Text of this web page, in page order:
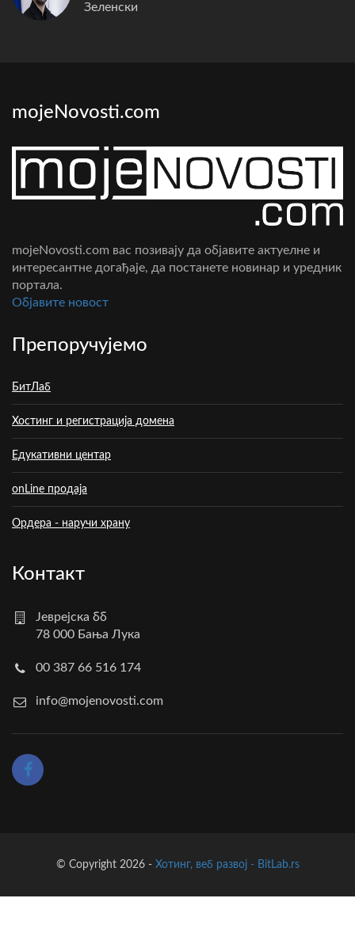
Зеленски
mojeNovosti.com
mojeNovosti.com вас позивају да објавите актуелне и
интересантне догађаје, да постанете новинар и уредник
портала.
Oбјавите новост
Препоручујемо
БитЛаб
Хостинг и регистрација домена
Едукативни центар
onLine продаја
Ордера - наручи храну
Контакт
Јеврејска бб
78 000 Бања Лука
00 387 66 516 174
info@mojenovosti.com
© Copyright 2026 - Хотинг, веб развој - BitLab.rs